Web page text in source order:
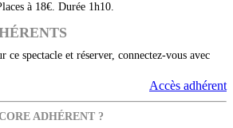
à 18€. Durée 1h10.
spectacle et réserver, connectez-vous avec
Accès adhérent
ADHÉRENT ?